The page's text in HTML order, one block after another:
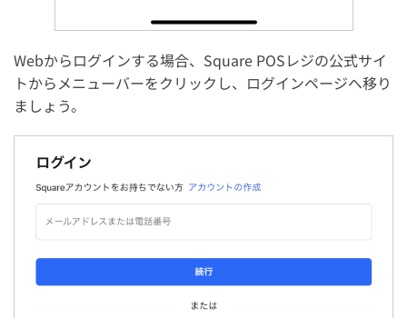
Webからログインする場合、Square POSレジの公式サイ
トからメニューバーをクリックし、ログインページへ移り
ましょう。